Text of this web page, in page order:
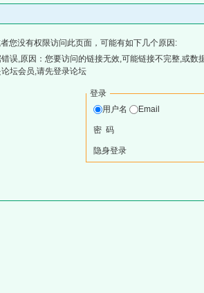
您没有权限访问此页面，可能有如下几个原因:
误,原因：您要访问的链接无效,可能链接不完整,或数
坛会员,请先登录论坛
登录
用户名
Email
密 码
隐身登录